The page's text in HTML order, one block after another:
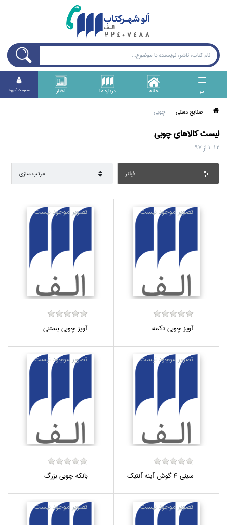
منو خانه درباره ما اخبار عضويت / ورود
صنايع دستي چوبي
ليست کالا‌هايچوبي
1-12 از97
فيلتر مرتب سازي
آويز چوبي دكمه آويز چوبي بستني
سيني 4 گوش آينه آنتيك بانكه چوبي بزرگ